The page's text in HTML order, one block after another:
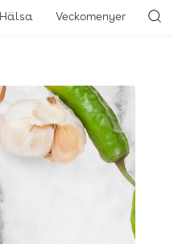
Hälsa Veckomenyer